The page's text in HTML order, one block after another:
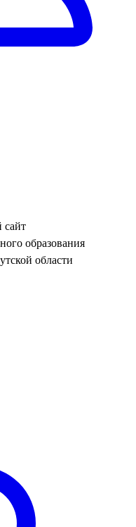
образования
области